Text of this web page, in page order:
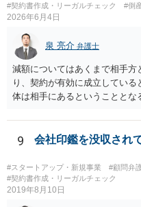
#契約書作成・リーガルチェック #倒
2026年6月4日
泉 亮介 弁護士
減額についてはあくまで相手
り、契約が有効に成立してい
体は相手にあるということと
れます。
9 会社印鑑を没収され
#スタートアップ・新規事業 #顧問弁
#契約書作成・リーガルチェック
2019年8月10日